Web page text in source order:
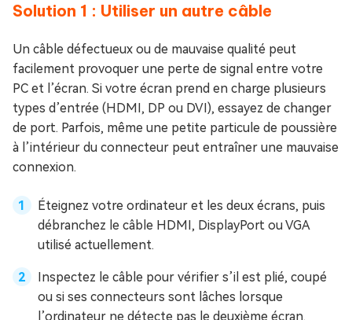
Solution 1 : Utiliser un autre câble
Un câble défectueux ou de mauvaise qualité peut
facilement provoquer une perte de signal entre votre
PC et l’écran. Si votre écran prend en charge plusieurs
types d’entrée (HDMI, DP ou DVI), essayez de changer
de port. Parfois, même une petite particule de poussière
à l’intérieur du connecteur peut entraîner une mauvaise
connexion.
Éteignez votre ordinateur et les deux écrans, puis
débranchez le câble HDMI, DisplayPort ou VGA
utilisé actuellement.
Inspectez le câble pour vérifier s’il est plié, coupé
ou si ses connecteurs sont lâches lorsque
l’ordinateur ne détecte pas le deuxième écran.